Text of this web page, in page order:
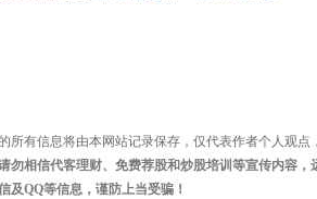
所有信息将由本网站记录保存，仅代表作者个人观
勿相信代客理财、免费荐股和炒股培训等宣传内容
及QQ等信息，谨防上当受骗！